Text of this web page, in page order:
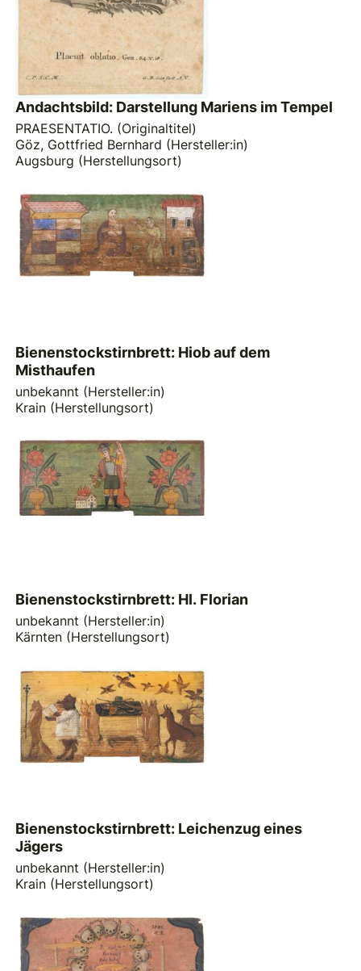
Andachtsbild: Darstellung Mariens im Tempel
PRAESENTATIO. (Originaltitel)
Göz, Gottfried Bernhard (Hersteller:in)
Augsburg (Herstellungsort)
Bienenstockstirnbrett: Hiob auf dem
Misthaufen
unbekannt (Hersteller:in)
Krain (Herstellungsort)
Bienenstockstirnbrett: Hl. Florian
unbekannt (Hersteller:in)
Kärnten (Herstellungsort)
Bienenstockstirnbrett: Leichenzug eines
Jägers
unbekannt (Hersteller:in)
Krain (Herstellungsort)